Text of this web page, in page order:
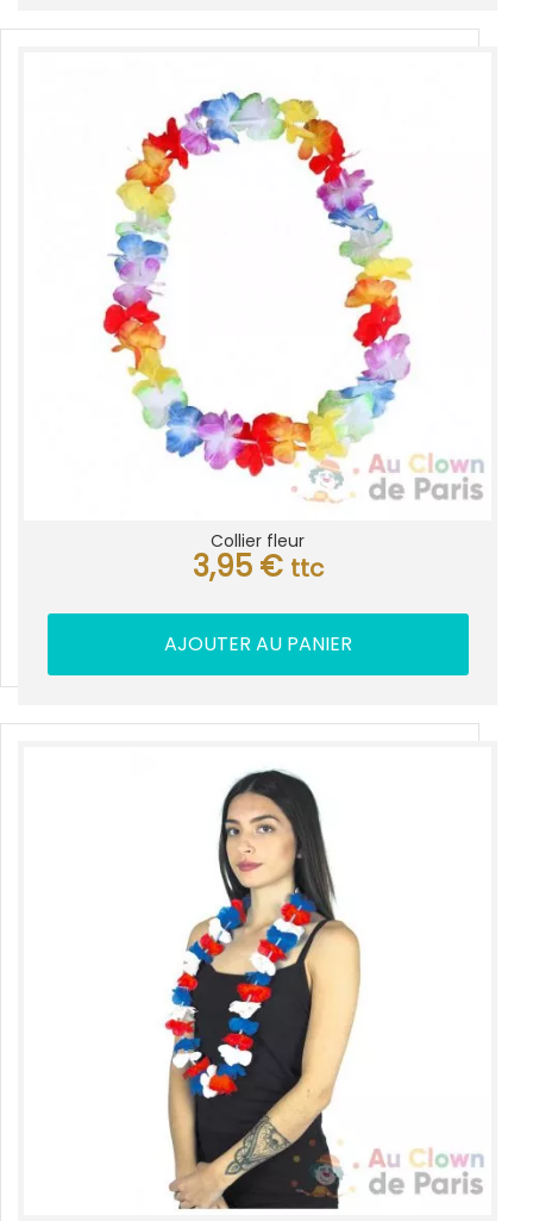
Collier fleur
3,95 € ttc
AJOUTER AU PANIER